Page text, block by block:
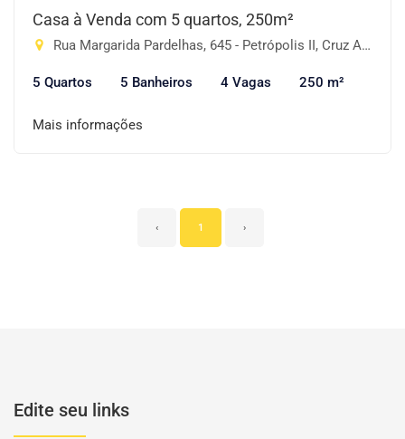
Casa à Venda com 5 quartos, 250m²
Rua Margarida Pardelhas, 645 - Petrópolis II, Cruz Alta-RS
5 Quartos 5 Banheiros 4 Vagas 250 m²
Mais informações
‹ 1 ›
Edite seu links